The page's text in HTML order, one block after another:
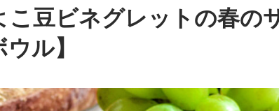
豆ビネグレットの春の
ル】